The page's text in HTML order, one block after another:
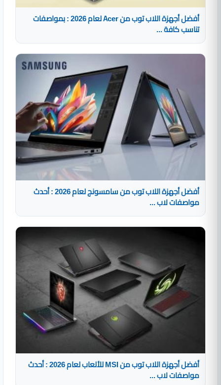
أفضل أجهزة اللاب توب من Acer لعام 2026 : بمواصفات
تناسب كافة ...
أفضل أجهزة اللاب توب من سامسونج لعام 2026 : أحدث
مواصفات لاب ...
أفضل أجهزة اللاب توب من MSI للألعاب لعام 2026 : أحدث
مواصفات لاب ...